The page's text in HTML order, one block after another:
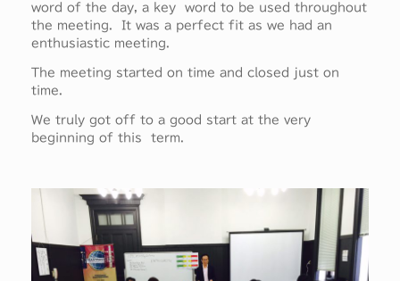
word of the day, a key word to be used throughout
the meeting. It was a perfect fit as we had an
enthusiastic meeting.
The meeting started on time and closed just on
time.
We truly got off to a good start at the very
beginning of this term.